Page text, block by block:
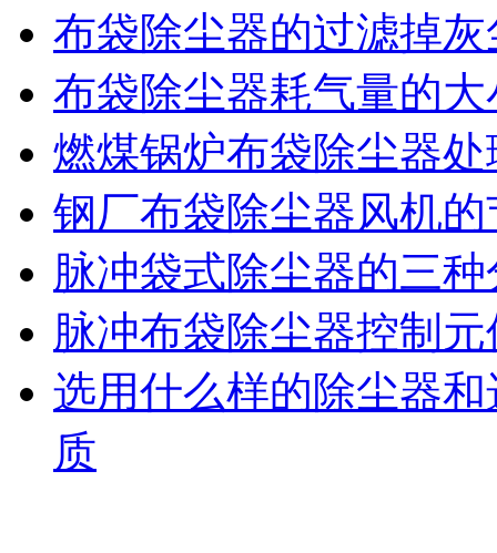
布袋除尘器的过滤掉
布袋除尘器耗气量的大
燃煤锅炉布袋除尘器
钢厂布袋除尘器风机
脉冲袋式除尘器的三
脉冲布袋除尘器控制
选用什么样的除尘器
质